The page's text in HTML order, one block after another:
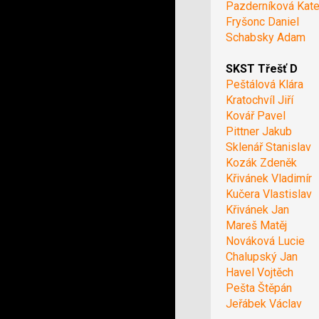
Pazderníková
Fryšonc Daniel
Schabsky Adam
SKST Třešť D
Peštálová Klára
Kratochvíl Jiří
Kovář Pavel
Pittner Jakub
Sklenář Stanislav
Kozák Zdeněk
Křivánek Vladimír
Kučera Vlastislav
Křivánek Jan
Mareš Matěj
Nováková Lucie
Chalupský Jan
Havel Vojtěch
Pešta Štěpán
Jeřábek Václav